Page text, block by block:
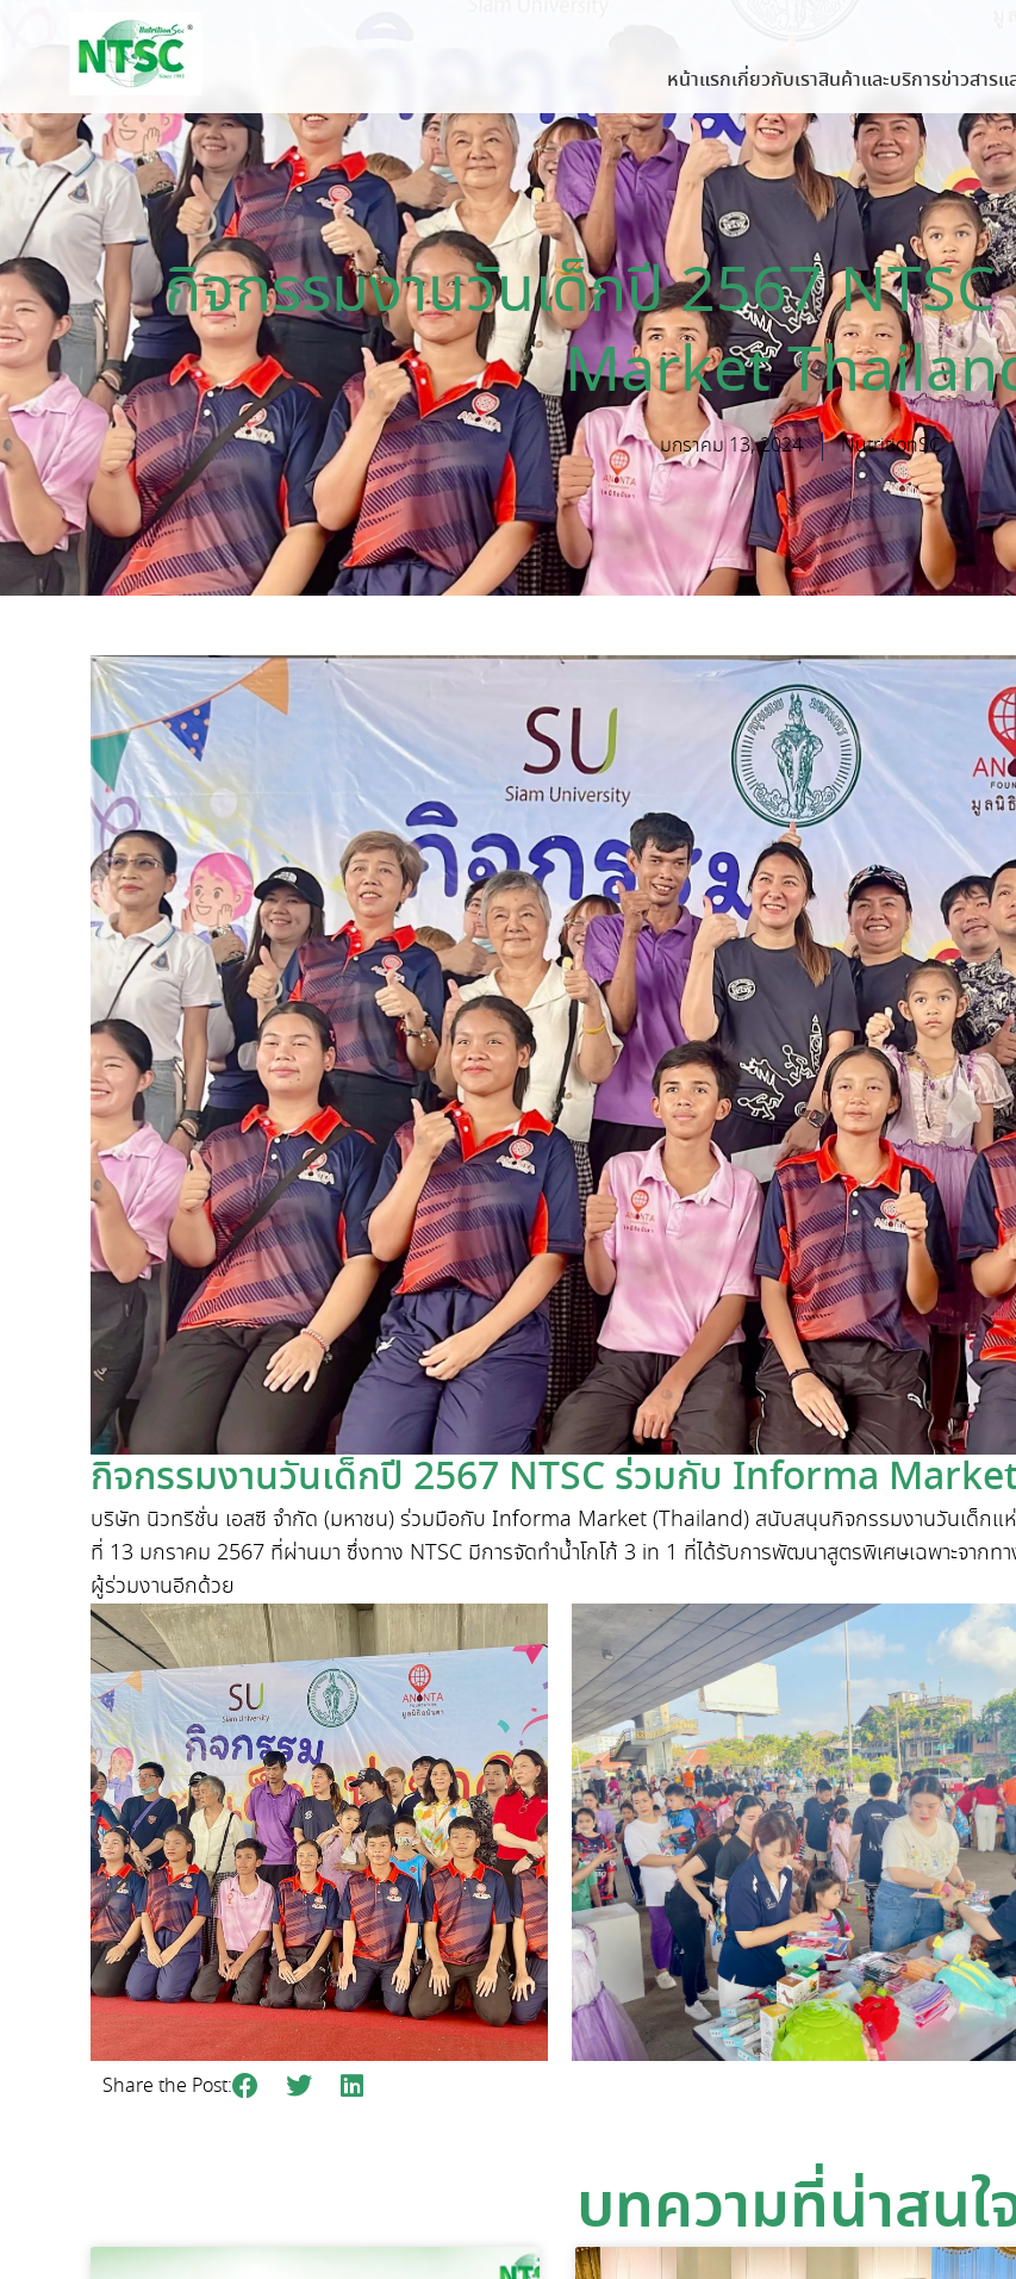
หน้าแรกเกี่ยวกับเราสินค้าและบริการข่าวสาร
กิจกรรมงานวันเด็กปี 2567
Market
มกราคม 13, 2024 NutritionSC
กิจกรรมงานวันเด็กปี 2567 NTSC ร่วมกับ Informa
บริษัท นิวทรีชั่น เอสซี จำกัด (มหาชน) ร่วมมือกับ Informa Market (Thailand) สนับสนุนกิจกรรมงานวันเด็กแ
ที่ 13 มกราคม 2567 ที่ผ่านมา ซึ่งทาง NTSC มีการจัดทำน้ำโกโก้ 3 in 1 ที่ได้รับการพัฒนาสูตรพิเศษเฉพาะจาก
ผู้ร่วมงานอีกด้วย
Share the Post:
บทความที่น่าสนใ